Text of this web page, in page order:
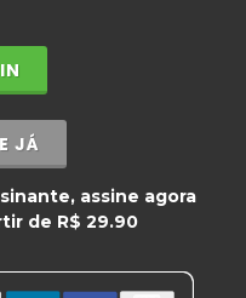
JÁ
assine agora
de R$ 29.90